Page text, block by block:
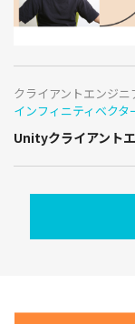
クライアントエンジ
インフィニティベクタ
Unityクライアント